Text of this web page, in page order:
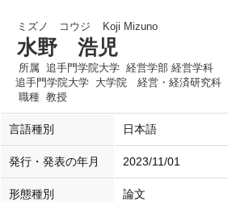
ミズノ コウジ Koji Mizuno
水野 浩児
所属 追手門学院大学 経営学部 経営学科
追手門学院大学 大学院 経営・経済研究科
職種 教授
言語種別 日本語
発行・発表の年月 2023/11/01
形態種別 論文